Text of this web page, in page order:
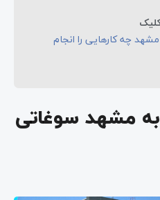
چه کارهایی را انجام
مشهد سوغاتی